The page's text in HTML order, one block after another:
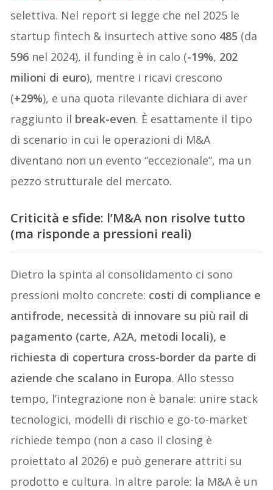
selettiva. Nel report si legge che nel 2025 le
startup fintech & insurtech attive sono 485 (da
596 nel 2024), il funding è in calo (-19%, 202
milioni di euro), mentre i ricavi crescono
(+29%), e una quota rilevante dichiara di aver
raggiunto il break-even. È esattamente il tipo
di scenario in cui le operazioni di M&A
diventano non un evento “eccezionale”, ma un
pezzo strutturale del mercato.
Criticità e sfide: l’M&A non risolve tutto
(ma risponde a pressioni reali)
Dietro la spinta al consolidamento ci sono
pressioni molto concrete: costi di compliance e
antifrode, necessità di innovare su più rail di
pagamento (carte, A2A, metodi locali), e
richiesta di copertura cross-border da parte di
aziende che scalano in Europa. Allo stesso
tempo, l’integrazione non è banale: unire stack
tecnologici, modelli di rischio e go-to-market
richiede tempo (non a caso il closing è
proiettato al 2026) e può generare attriti su
prodotto e cultura. In altre parole: la M&A è un